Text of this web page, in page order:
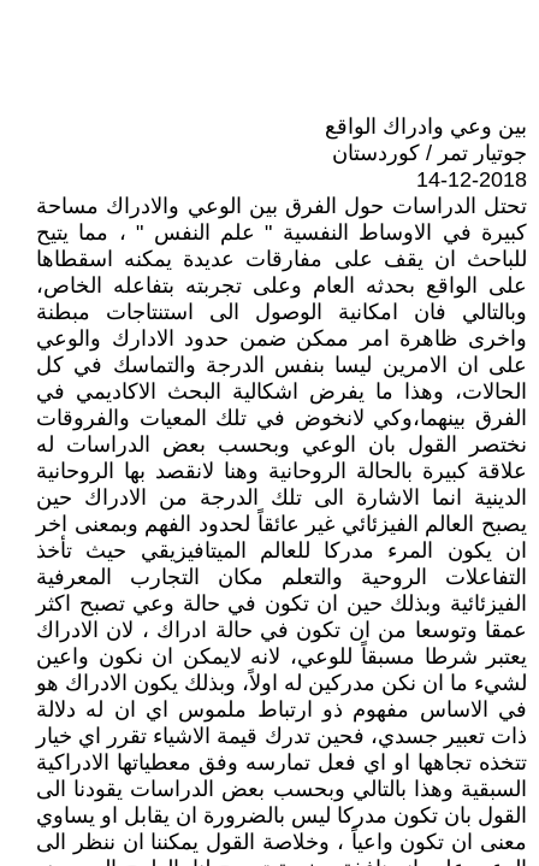
بين وعي وادراك الواقع
جوتيار تمر / كوردستان
14-12-2018
تحتل الدراسات حول الفرق بين الوعي والادراك مساحة
كبيرة في الاوساط النفسية " علم النفس " ، مما يتيح
للباحث ان يقف على مفارقات عديدة يمكنه اسقطاها
على الواقع بحدثه العام وعلى تجربته بتفاعله الخاص،
وبالتالي فان امكانية الوصول الى استنتاجات مبطنة
واخرى ظاهرة امر ممكن ضمن حدود الادارك والوعي
على ان الامرين ليسا بنفس الدرجة والتماسك في كل
الحالات، وهذا ما يفرض اشكالية البحث الاكاديمي في
الفرق بينهما،وكي لانخوض في تلك المعيات والفروقات
نختصر القول بان الوعي وبحسب بعض الدراسات له
علاقة كبيرة بالحالة الروحانية وهنا لانقصد بها الروحانية
الدينية انما الاشارة الى تلك الدرجة من الادراك حين
يصبح العالم الفيزئائي غير عائقاً لحدود الفهم وبمعنى اخر
ان يكون المرء مدركا للعالم الميتافيزيقي حيث تأخذ
التفاعلات الروحية والتعلم مكان التجارب المعرفية
الفيزئائية وبذلك حين ان تكون في حالة وعي تصبح اكثر
عمقا وتوسعا من ان تكون في حالة ادراك ، لان الادراك
يعتبر شرطا مسبقاً للوعي، لانه لايمكن ان نكون واعين
لشيء ما ان نكن مدركين له اولاً، وبذلك يكون الادراك هو
في الاساس مفهوم ذو ارتباط ملموس اي ان له دلالة
ذات تعبير جسدي، فحين تدرك قيمة الاشياء تقرر اي خيار
تتخذه تجاهها او اي فعل تمارسه وفق معطياتها الادراكية
السبقية وهذا بالتالي وبحسب بعض الدراسات يقودنا الى
القول بان تكون مدركا ليس بالضرورة ان يقابل او يساوي
معنى ان تكون واعياً ، وخلاصة القول يمكننا ان ننظر الى